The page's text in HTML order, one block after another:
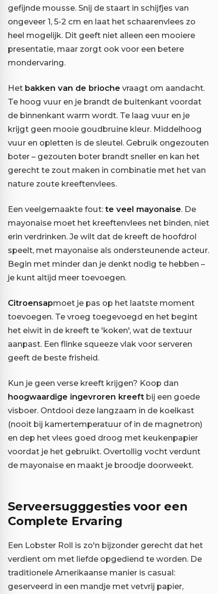
gefijnde mousse. Snij de staart in schijfjes van
ongeveer 1, 5-2 cm en laat het schaarenvlees zo
heel mogelijk. Dit geeft niet alleen een mooiere
presentatie, maar zorgt ook voor een betere
mondervaring.
Het bakken van de brioche vraagt om aandacht.
Te hoog vuur en je brandt de buitenkant voordat
de binnenkant warm wordt. Te laag vuur en je
krijgt geen mooie goudbruine kleur. Middelhoog
vuur en opletten is de sleutel. Gebruik ongezouten
boter – gezouten boter brandt sneller en kan het
gerecht te zout maken in combinatie met het van
nature zoute kreeftenvlees.
Een veelgemaakte fout: te veel mayonaise. De
mayonaise moet het kreeftenvlees net binden, niet
erin verdrinken. Je wilt dat de kreeft de hoofdrol
speelt, met mayonaise als ondersteunende acteur.
Begin met minder dan je denkt nodig te hebben –
je kunt altijd meer toevoegen.
Citroensapmoet je pas op het laatste moment
toevoegen. Te vroeg toegevoegd en het begint
het eiwit in de kreeft te 'koken', wat de textuur
aanpast. Een flinke squeeze vlak voor serveren
geeft de beste frisheid.
Kun je geen verse kreeft krijgen? Koop dan
hoogwaardige ingevroren kreeft bij een goede
visboer. Ontdooi deze langzaam in de koelkast
(nooit bij kamertemperatuur of in de magnetron)
en dep het vlees goed droog met keukenpapier
voordat je het gebruikt. Overtollig vocht verdunt
de mayonaise en maakt je broodje doorweekt.
Serveersugggesties voor een
Complete Ervaring
Een Lobster Roll is zo'n bijzonder gerecht dat het
verdient om met liefde opgediend te worden. De
traditionele Amerikaanse manier is casual:
geserveerd in een mandje met vetvrij papier,